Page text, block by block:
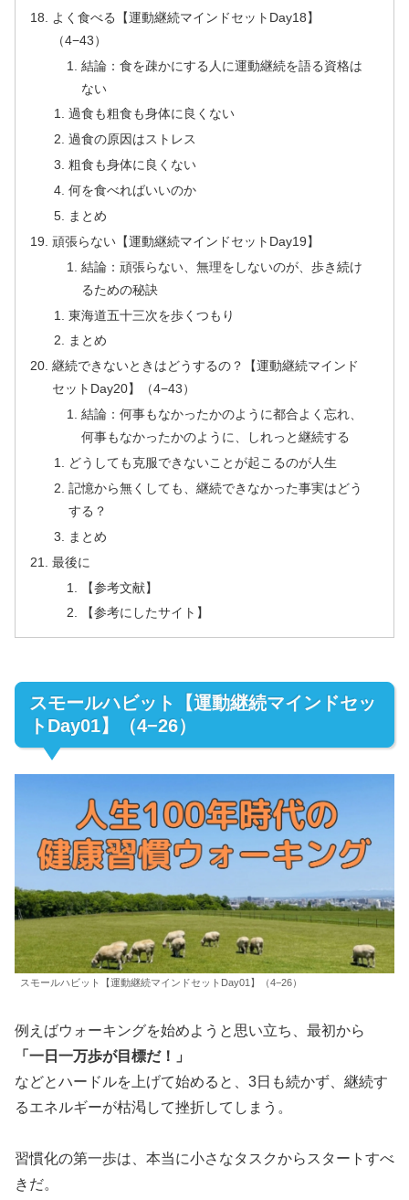
よく食べる【運動継続マインドセットDay18】
（4−43）
結論：食を疎かにする人に運動継続を語る資格は
ない
過食も粗食も身体に良くない
過食の原因はストレス
粗食も身体に良くない
何を食べればいいのか
まとめ
頑張らない【運動継続マインドセットDay19】
結論：頑張らない、無理をしないのが、歩き続け
るための秘訣
東海道五十三次を歩くつもり
まとめ
継続できないときはどうするの？【運動継続マインド
セットDay20】（4−43）
結論：何事もなかったかのように都合よく忘れ、
何事もなかったかのように、しれっと継続する
どうしても克服できないことが起こるのが人生
記憶から無くしても、継続できなかった事実はどう
する？
まとめ
最後に
【参考文献】
【参考にしたサイト】
スモールハビット【運動継続マインドセッ
トDay01】（4−26）
スモールハビット【運動継続マインドセットDay01】（4−26）
例えばウォーキングを始めようと思い立ち、最初から
「一日一万歩が目標だ！」
などとハードルを上げて始めると、3日も続かず、継続す
るエネルギーが枯渇して挫折してしまう。
習慣化の第一歩は、本当に小さなタスクからスタートすべ
きだ。